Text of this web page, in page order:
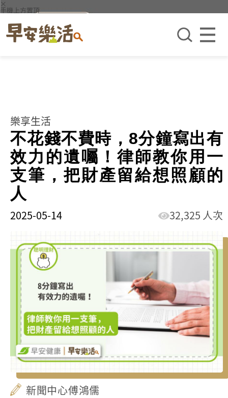
×
手機上方置頂
樂享生活
不花錢不費時，8分鐘寫出有
效力的遺囑！律師教你用一
支筆，把財產留給想照顧的
人
2025-05-14 32,325 人次
新聞中心傅鴻儒